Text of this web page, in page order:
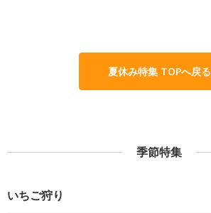
夏休み特集 TOPへ戻る
季節特集
いちご狩り